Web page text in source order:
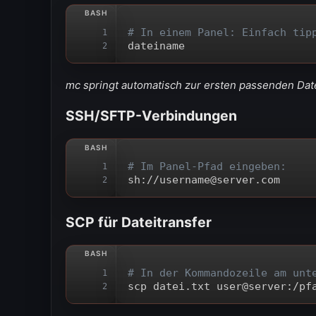
1
2
# In einem Panel: Einfach
dateiname
mc springt automatisch zur ersten passenden
SSH/SFTP-Verbindungen
1
2
# Im Panel-Pfad eingeben:
sh://username@server.com
SCP für Dateitransfer
1
2
# In der Kommandozeile am
scp datei.txt user@server:/